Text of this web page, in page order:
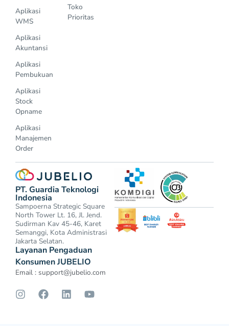
Aplikasi
WMS
Aplikasi
Akuntansi
Aplikasi
Pembukuan
Aplikasi
Stock
Opname
Aplikasi
Manajemen
Order
Toko
Prioritas
PT. Guardia Teknologi
Indonesia
Sampoerna Strategic Square
North Tower Lt. 16, Jl. Jend.
Sudirman Kav 45-46, Karet
Semanggi, Kota Administrasi
Jakarta Selatan.
Layanan Pengaduan
Konsumen JUBELIO
Email : support@jubelio.com